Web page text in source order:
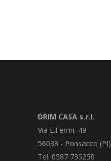
DRIM CASA s.r.l.
Via E.Fermi, 49
56038 - Ponsacco (PI)
Tel. 0587 735250